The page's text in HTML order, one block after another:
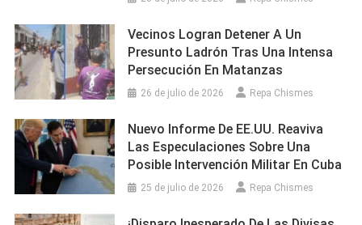
Vecinos Logran Detener A Un
Presunto Ladrón Tras Una Intensa
Persecución En Matanzas
26 de julio de 2026 Repa Chismes
Nuevo Informe De EE.UU. Reaviva
Las Especulaciones Sobre Una
Posible Intervención Militar En Cuba
25 de julio de 2026 Repa Chismes